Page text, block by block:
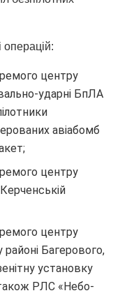
центру
ударні БпЛА
авіабомб
центру
центру
Багерового,
установку
РЛС «Небо-